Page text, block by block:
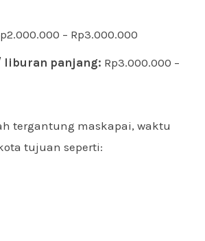
– Rp3.000.000
liburan panjang: Rp3.000.000 –
tergantung maskapai, waktu
tujuan seperti: